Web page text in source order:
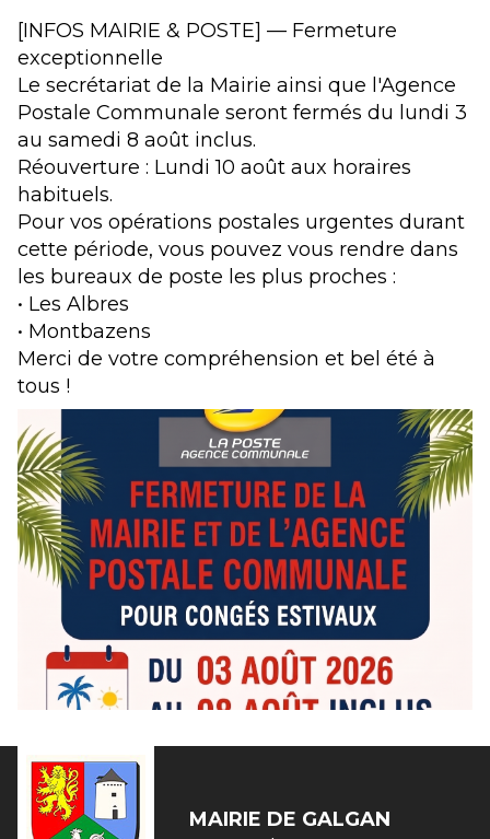
[INFOS MAIRIE & POSTE] — Fermeture
exceptionnelle
Le secrétariat de la Mairie ainsi que l'Agence
Postale Communale seront fermés du lundi 3
au samedi 8 août inclus.
Réouverture : Lundi 10 août aux horaires
habituels.
Pour vos opérations postales urgentes durant
cette période, vous pouvez vous rendre dans
les bureaux de poste les plus proches :
• Les Albres
• Montbazens
Merci de votre compréhension et bel été à
tous !
MAIRIE DE GALGAN